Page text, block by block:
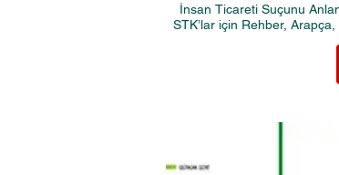
İnsan Ticareti Suçunu
STK’lar için Rehber,